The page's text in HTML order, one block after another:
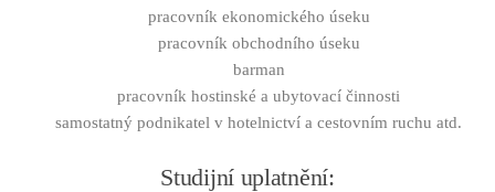
pracovník ekonomického úseku
pracovník obchodního úseku
barman
pracovník hostinské a ubytovací činnosti
samostatný podnikatel v hotelnictví a cestovním ruchu atd.
Studijní uplatnění: